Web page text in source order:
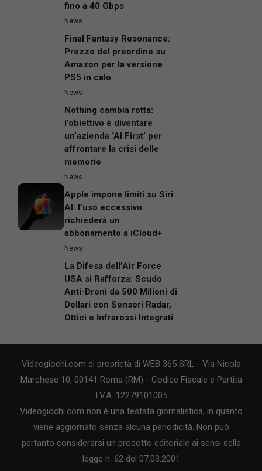
fino a 40 Gbps
News
Final Fantasy Resonance:
Prezzo del preordine su
Amazon per la versione
PS5 in calo
News
Nothing cambia rotta:
l’obiettivo è diventare
un’azienda ‘AI First’ per
affrontare la crisi delle
memorie
News
Apple impone limiti su Siri
AI: l’uso eccessivo
richiederà un
abbonamento a iCloud+
News
La Difesa dell’Air Force
USA si Rafforza: Scudo
Anti-Droni da 500 Milioni di
Dollari con Sensori Radar,
Ottici e Infrarossi Integrati
Videogiochi.com di proprietà di WEB 365 SRL - Via Nicola
Marchese 10, 00141 Roma (RM) - Codice Fiscale e Partita
I.V.A. 12279101005
Videogiochi.com non è una testata giornalistica, in quanto
viene aggiornato senza alcuna periodicità. Non può
pertanto considerarsi un prodotto editoriale ai sensi della
legge n. 62 del 07.03.2001